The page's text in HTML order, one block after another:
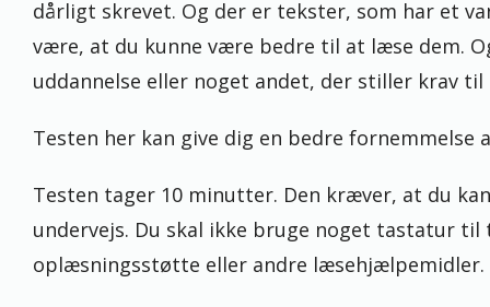
dårligt skrevet. Og der er tekster, som har et
være, at du kunne være bedre til at læse dem.
uddannelse eller noget andet, der stiller krav
Testen her kan give dig en bedre fornemmelse
Testen tager 10 minutter. Den kræver, at du
undervejs. Du skal ikke bruge noget tastatur til
oplæsningsstøtte eller andre læsehjælpemidler.